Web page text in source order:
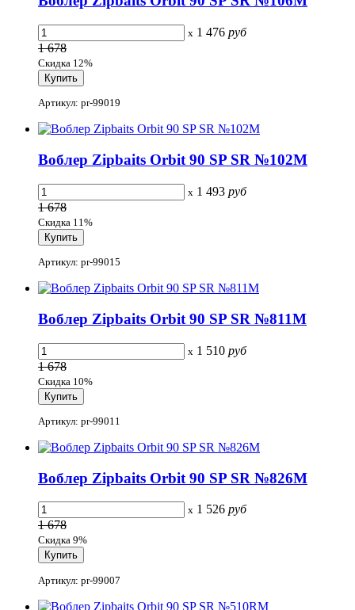
x 1 476 руб
1 678
Скидка 12%
Артикул: pr-99019
Воблер Zipbaits Orbit 90 SP SR №102M
x 1 493 руб
1 678
Скидка 11%
Артикул: pr-99015
Воблер Zipbaits Orbit 90 SP SR №811M
x 1 510 руб
1 678
Скидка 10%
Артикул: pr-99011
Воблер Zipbaits Orbit 90 SP SR №826M
x 1 526 руб
1 678
Скидка 9%
Артикул: pr-99007